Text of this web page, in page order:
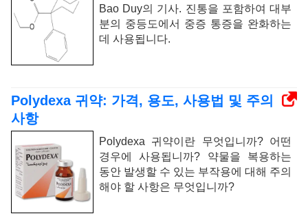
Bao Duy의 기사. 진통을 포함하여 대부
분의 중등도에서 중증 통증을 완화하는
데 사용됩니다.
Polydexa 귀약: 가격, 용도, 사용법 및 주의
사항
Polydexa 귀약이란 무엇입니까? 어떤
경우에 사용됩니까? 약물을 복용하는
동안 발생할 수 있는 부작용에 대해 주의
해야 할 사항은 무엇입니까?